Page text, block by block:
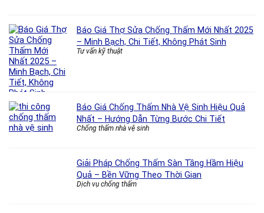
Báo Giá Thợ Sửa Chống Thấm Mới Nhất 2025
– Minh Bạch, Chi Tiết, Không Phát Sinh
Tư vấn kỹ thuật
Báo Giá Chống Thấm Nhà Vệ Sinh Hiệu Quả
Nhất – Hướng Dẫn Từng Bước Chi Tiết
Chống thấm nhà vệ sinh
Giải Pháp Chống Thấm Sàn Tầng Hầm Hiệu
Quả – Bền Vững Theo Thời Gian
Dịch vụ chống thấm